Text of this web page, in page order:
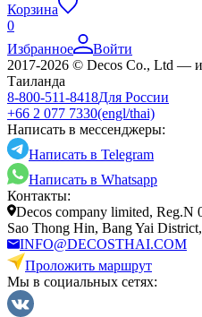
Корзина
0
Избранное
Войти
2017-2026 © Decos Co., Ltd —
Таиланда
8-800-511-8418Для России
+66 2 077 7330(engl/thai)
Написать в мессенджеры:
Написать в Telegram
Написать в Whatsapp
Контакты:
Decos company limited, Reg.N
Sao Thong Hin, Bang Yai
INFO@DECOSTHAI.COM
Проложить маршрут
Мы в социальных сетях: